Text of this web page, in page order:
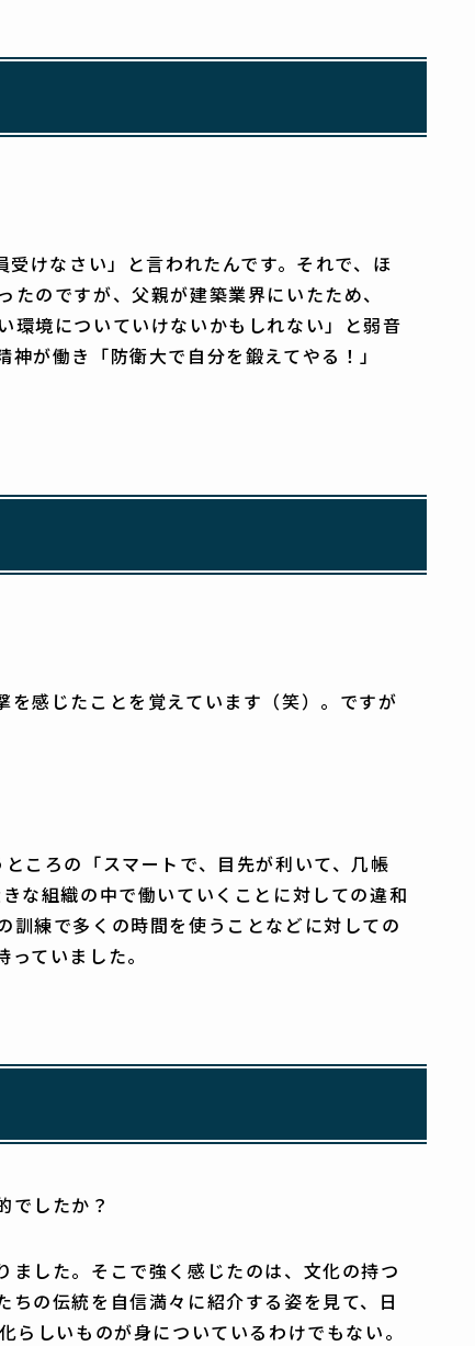
けなさい」と言われたんです。それで、ほ
のですが、父親が建築業界にいたため、
環境についていけないかもしれない」と弱音
が働き「防衛大で自分を鍛えてやる！」
感じたことを覚えています（笑）。ですが
ころの「スマートで、目先が利いて、几帳
な組織の中で働いていくことに対しての違和
練で多くの時間を使うことなどに対しての
ていました。
でしたか？
した。そこで強く感じたのは、文化の持つ
の伝統を自信満々に紹介する姿を見て、日
しいものが身についているわけでもない。